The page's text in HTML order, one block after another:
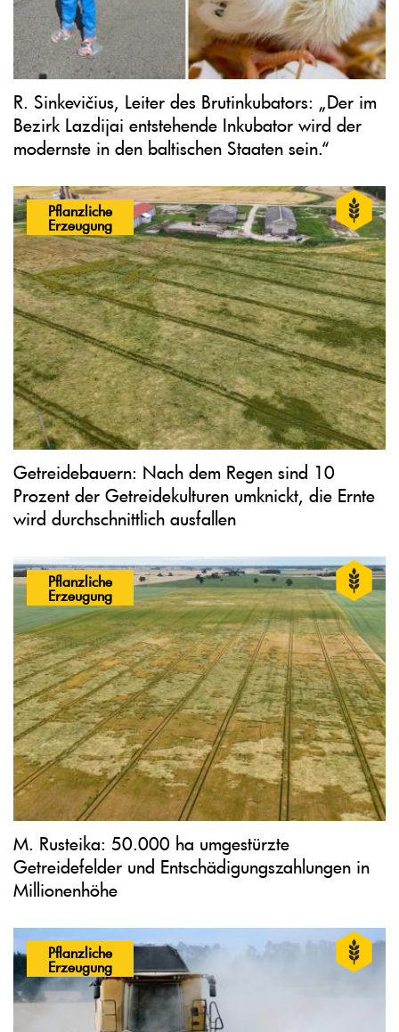
R. Sinkevičius, Leiter des Brutinkubators: „Der im
Bezirk Lazdijai entstehende Inkubator wird der
modernste in den baltischen Staaten sein.“
Pflanzliche
Erzeugung
Getreidebauern: Nach dem Regen sind 10
Prozent der Getreidekulturen umknickt, die Ernte
wird durchschnittlich ausfallen
Pflanzliche
Erzeugung
M. Rusteika: 50.000 ha umgestürzte
Getreidefelder und Entschädigungszahlungen in
Millionenhöhe
Pflanzliche
Erzeugung